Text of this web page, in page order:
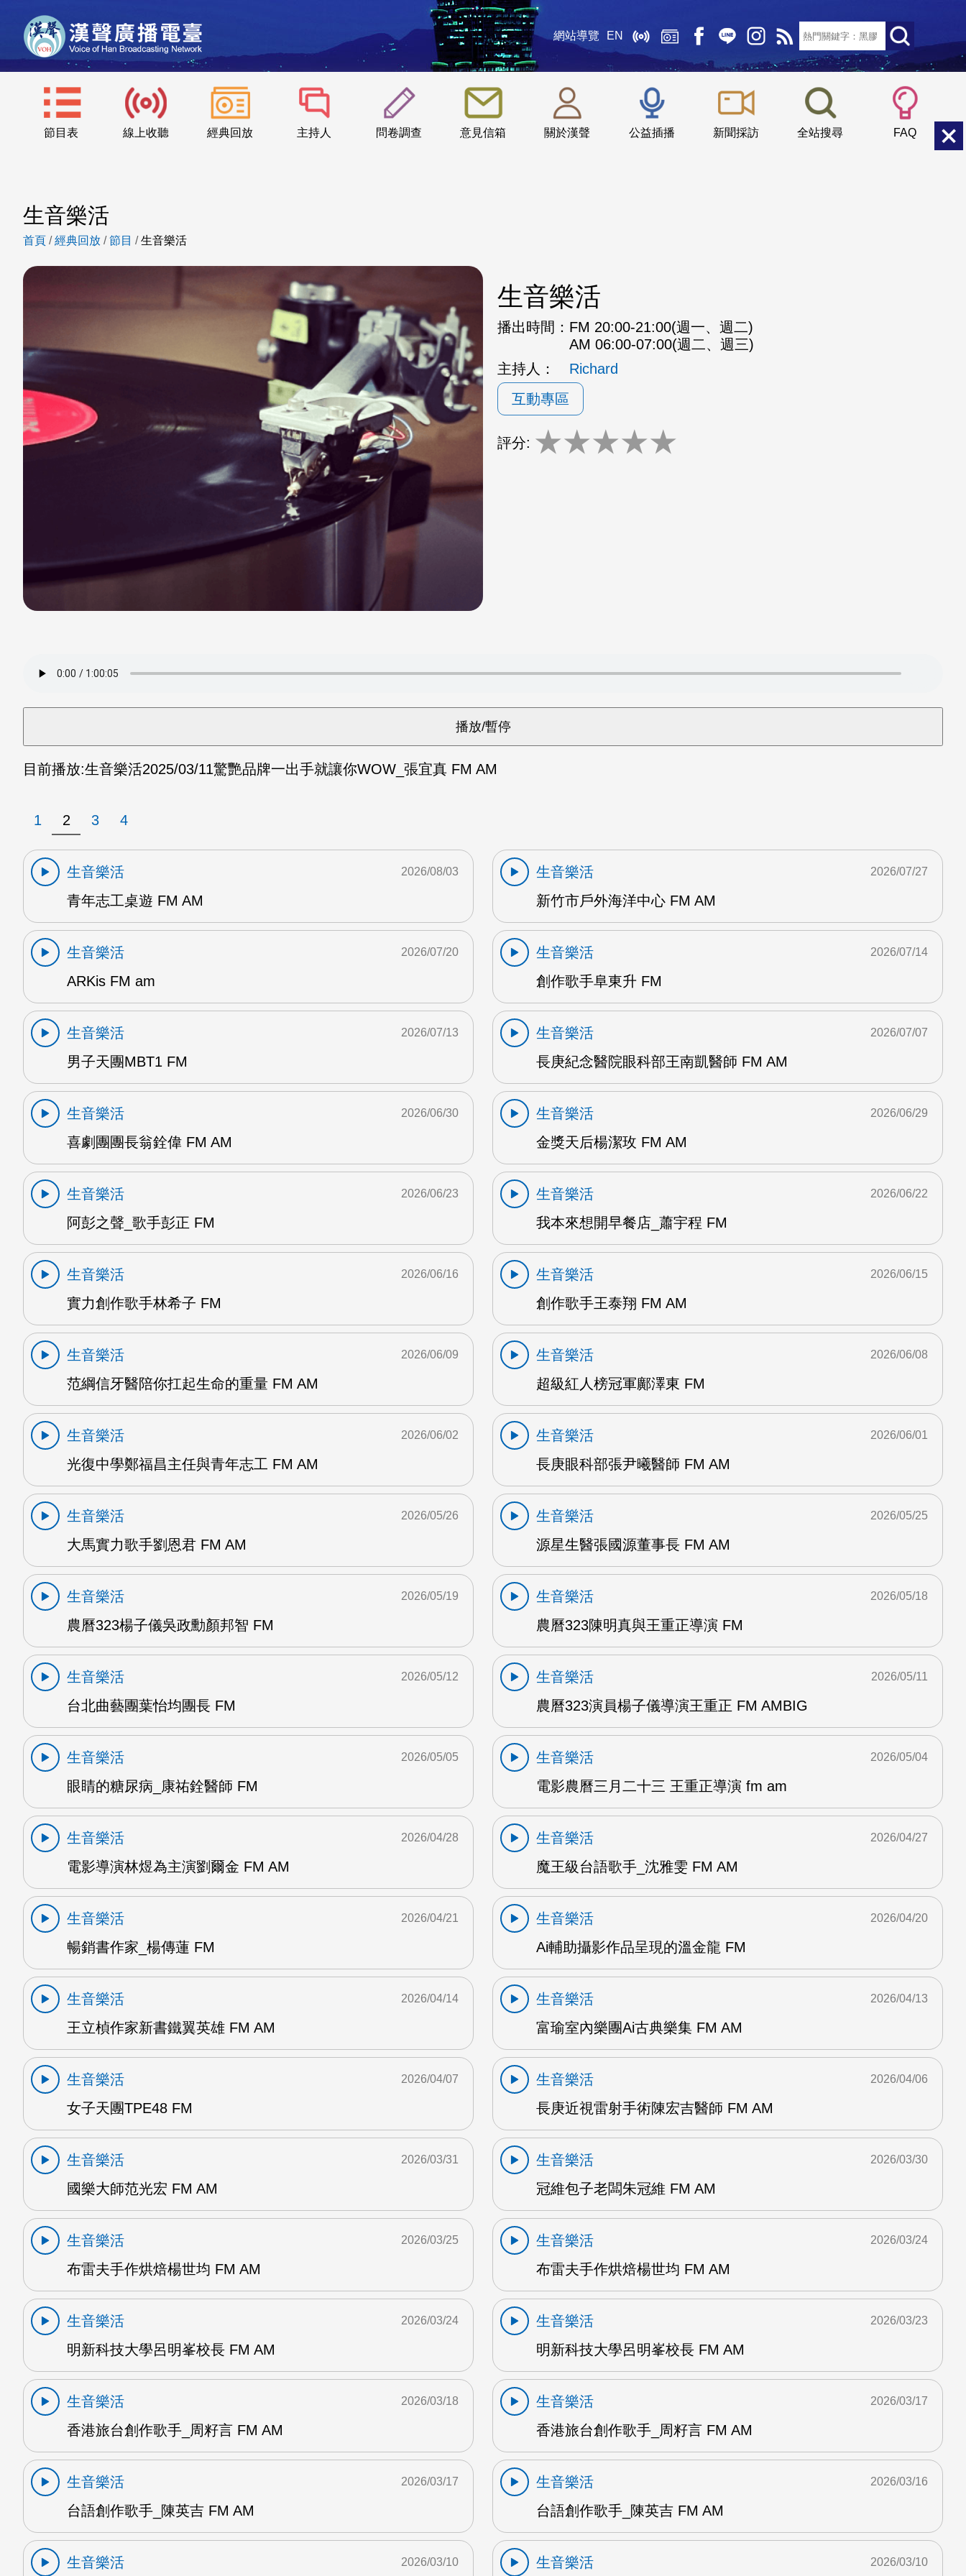
網站導覽 EN
節目表 線上收聽 經典回放 主持人 問卷調查 意見信箱 關於漢聲 公益插播 新聞採訪 全站搜尋 FAQ
::: 小 中
生音樂活
首頁 /經典回放 /節目 /生音樂活
生音樂活
播出時間： FM 20:00-21:00(週一、週二)
AM 06:00-07:00(週二、週三)
主持人：
Richard
互動專區
評分: ★★★★★
目前播放:生音樂活2025/03/11驚艷品牌一出手就讓你WOW_張宜真 FM AM
1 2 3 4
生音樂活
青年志工桌遊 FM AM
2026/08/03
生音樂活
新竹市戶外海洋中心 FM AM
2026/07/27
生音樂活
ARKis FM am
2026/07/20
生音樂活
創作歌手阜東升 FM
2026/07/14
生音樂活
男子天團MBT1 FM
2026/07/13
生音樂活
長庚紀念醫院眼科部王南凱醫師 FM AM
2026/07/07
生音樂活
喜劇團團長翁銓偉 FM AM
2026/06/30
生音樂活
金獎天后楊潔玫 FM AM
2026/06/29
生音樂活
阿彭之聲_歌手彭正 FM
2026/06/23
生音樂活
我本來想開早餐店_蕭宇程 FM
2026/06/22
生音樂活
實力創作歌手林希子 FM
2026/06/16
生音樂活
創作歌手王泰翔 FM AM
2026/06/15
生音樂活
范綱信牙醫陪你扛起生命的重量 FM AM
2026/06/09
生音樂活
超級紅人榜冠軍鄺澤東 FM
2026/06/08
生音樂活
光復中學鄭福昌主任與青年志工 FM AM
2026/06/02
生音樂活
長庚眼科部張尹曦醫師 FM AM
2026/06/01
生音樂活
大馬實力歌手劉恩君 FM AM
2026/05/26
生音樂活
源星生醫張國源董事長 FM AM
2026/05/25
生音樂活
農曆323楊子儀吳政勳顏邦智 FM
2026/05/19
生音樂活
農曆323陳明真與王重正導演 FM
2026/05/18
生音樂活
台北曲藝團葉怡均團長 FM
2026/05/12
生音樂活
農曆323演員楊子儀導演王重正 FM AMBIG
2026/05/11
生音樂活
眼睛的糖尿病_康祐銓醫師 FM
2026/05/05
生音樂活
電影農曆三月二十三 王重正導演 fm am
2026/05/04
生音樂活
電影導演林煜為主演劉爾金 FM AM
2026/04/28
生音樂活
魔王級台語歌手_沈雅雯 FM AM
2026/04/27
生音樂活
暢銷書作家_楊傳蓮 FM
2026/04/21
生音樂活
Ai輔助攝影作品呈現的溫金龍 FM
2026/04/20
生音樂活
王立楨作家新書鐵翼英雄 FM AM
2026/04/14
生音樂活
富瑜室內樂團Ai古典樂集 FM AM
2026/04/13
生音樂活
女子天團TPE48 FM
2026/04/07
生音樂活
長庚近視雷射手術陳宏吉醫師 FM AM
2026/04/06
生音樂活
國樂大師范光宏 FM AM
2026/03/31
生音樂活
冠維包子老闆朱冠維 FM AM
2026/03/30
生音樂活
布雷夫手作烘焙楊世均 FM AM
2026/03/25
生音樂活
布雷夫手作烘焙楊世均 FM AM
2026/03/24
生音樂活
明新科技大學呂明峯校長 FM AM
2026/03/24
生音樂活
明新科技大學呂明峯校長 FM AM
2026/03/23
生音樂活
香港旅台創作歌手_周籽言 FM AM
2026/03/18
生音樂活
香港旅台創作歌手_周籽言 FM AM
2026/03/17
生音樂活
台語創作歌手_陳英吉 FM AM
2026/03/17
生音樂活
台語創作歌手_陳英吉 FM AM
2026/03/16
生音樂活 2026/03/10 生音樂活 2026/03/10